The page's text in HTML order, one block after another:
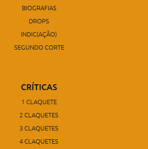
BIOGRAFIAS
DROPS
INDIC(AÇÃO)
SEGUNDO CORTE
CRÍTICAS
1 CLAQUETE
2 CLAQUETES
3 CLAQUETES
4 CLAQUETES